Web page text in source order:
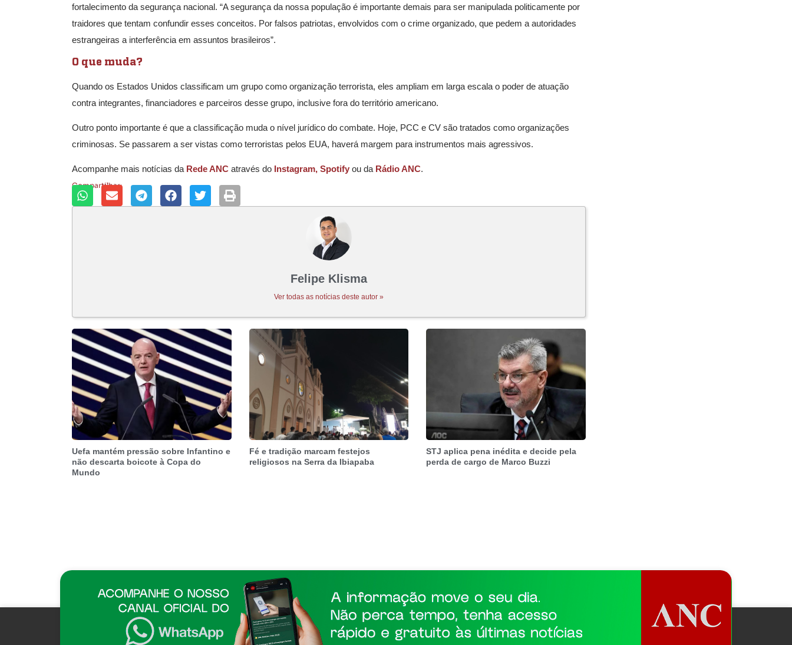
fortalecimento da segurança nacional. “A segurança da nossa população é importante demais para ser manipulada politicamente por
traidores que tentam confundir esses conceitos. Por falsos patriotas, envolvidos com o crime organizado, que pedem a autoridades
estrangeiras a interferência em assuntos brasileiros”.
O que muda?
Quando os Estados Unidos classificam um grupo como organização terrorista, eles ampliam em larga escala o poder de atuação
contra integrantes, financiadores e parceiros desse grupo, inclusive fora do território americano.
Outro ponto importante é que a classificação muda o nível jurídico do combate. Hoje, PCC e CV são tratados como organizações
criminosas. Se passarem a ser vistas como terroristas pelos EUA, haverá margem para instrumentos mais agressivos.
Acompanhe mais notícias da Rede ANC através do Instagram, Spotify ou da Rádio ANC.
Compartilhar:
Felipe Klisma
Ver todas as notícias deste autor »
Uefa mantém pressão sobre Infantino e
não descarta boicote à Copa do
Mundo
Fé e tradição marcam festejos
religiosos na Serra da Ibiapaba
STJ aplica pena inédita e decide pela
perda de cargo de Marco Buzzi